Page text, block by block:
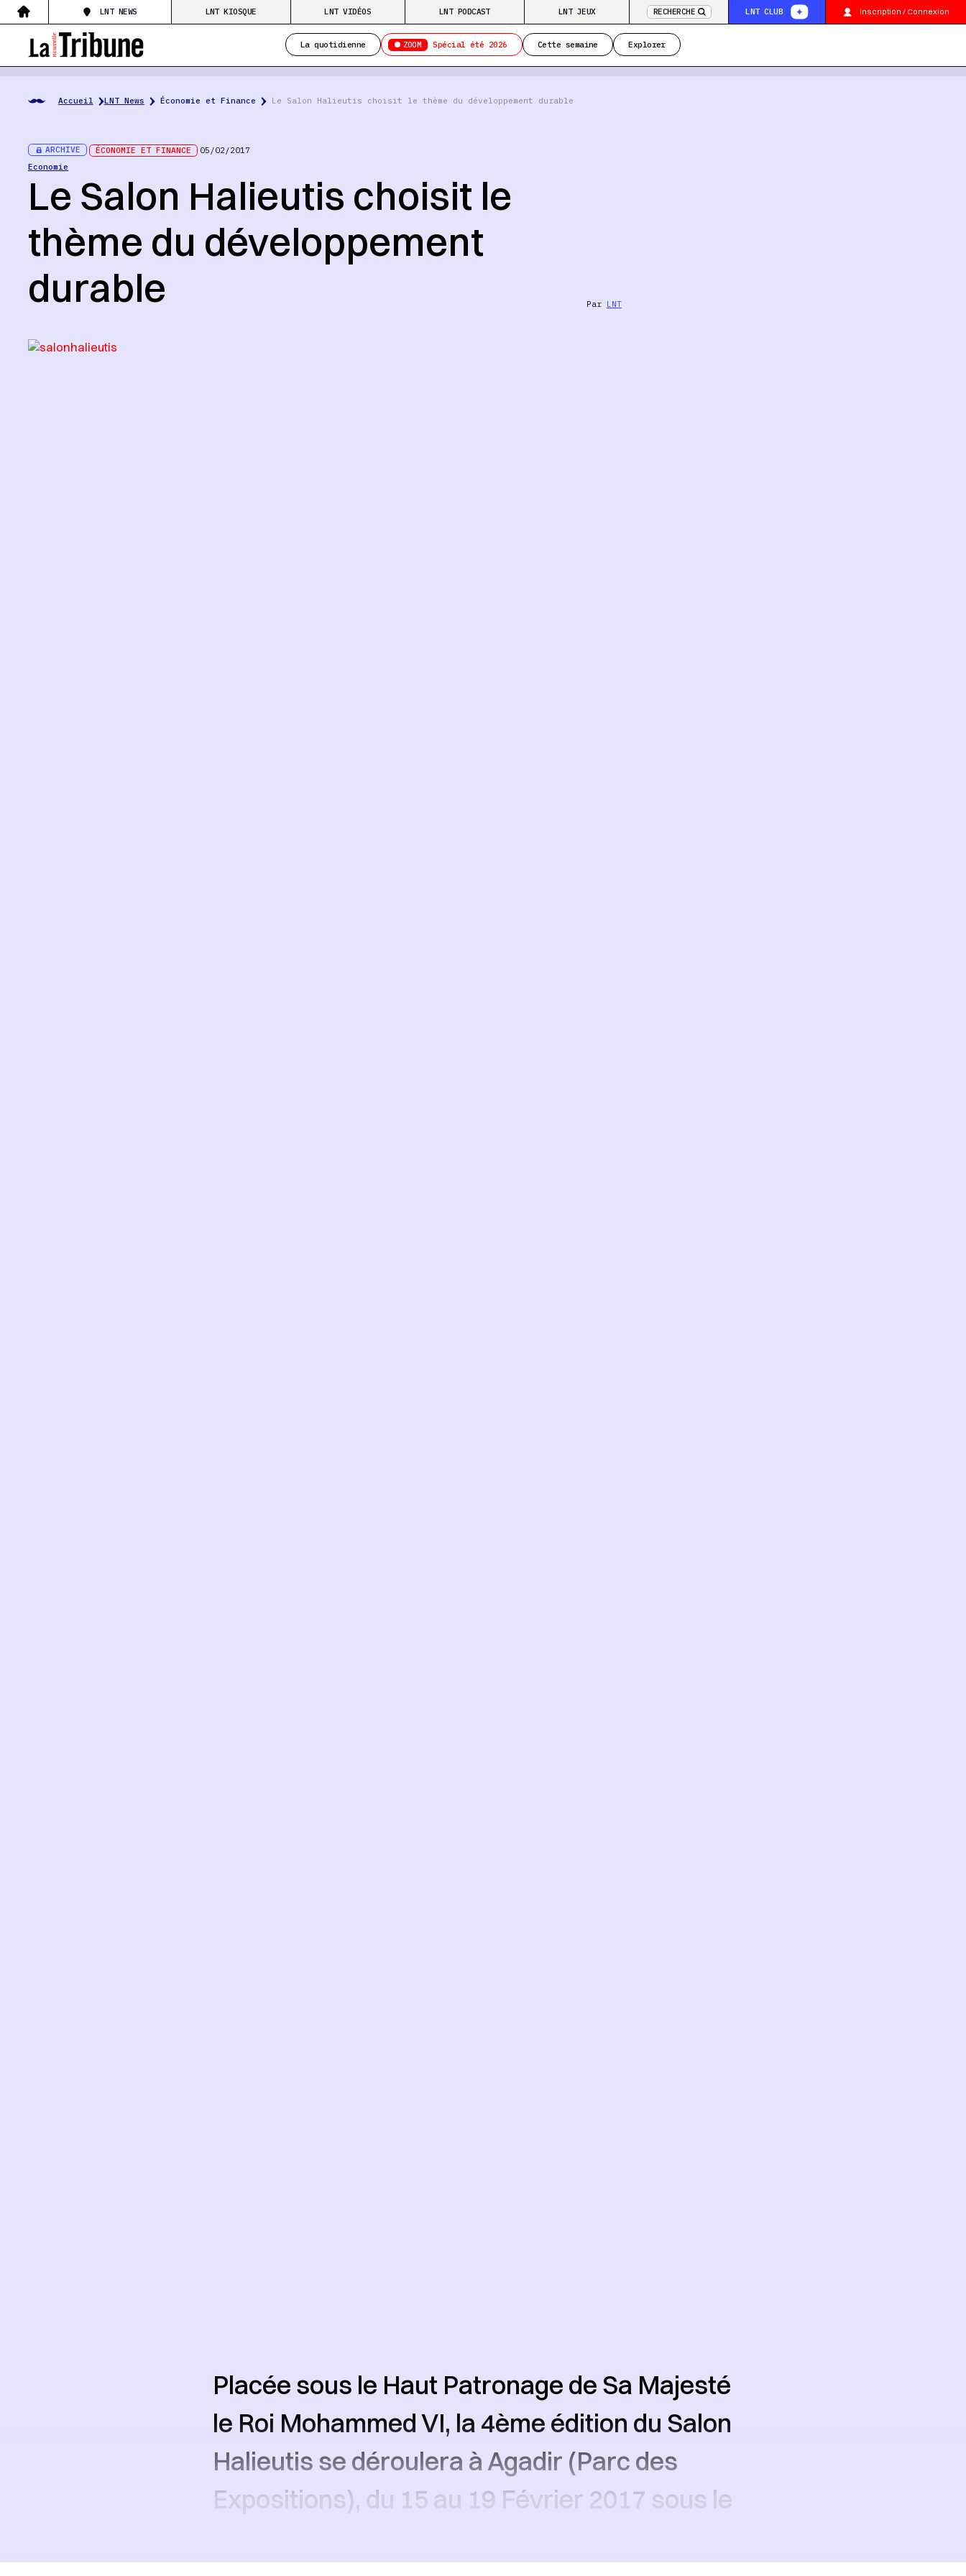
LNT NEWS LNT KIOSQUE LNT VIDÉOS LNT PODCAST LNT JEUX RECHERCHE LNT CLUB inscription / Connexion
La quotidienne ZOOM Spécial été 2026 Cette semaine Explorer
Accueil LNT News Économie et Finance Le Salon Halieutis choisit le thème du développement durable
ARCHIVE ÉCONOMIE ET FINANCE
05/02/2017
Economie
Le Salon Halieutis choisit le
thème du développement
durable
Par LNT
Placée sous le Haut Patronage de Sa Majesté
le Roi Mohammed VI, la 4ème édition du Salon
Halieutis se déroulera à Agadir (Parc des
Expositions), du 15 au 19 Février 2017 sous le